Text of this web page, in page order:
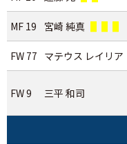
MF 19 宮崎 純真
FW 77 マテウス レイリア
FW 9 三平 和司